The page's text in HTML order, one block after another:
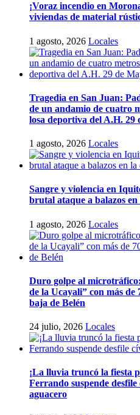
¡Voraz incendio en
viviendas de material
1 agosto, 2026 Locales
Tragedia en San Juan:
de un andamio de cuatro
losa deportiva del A.H. 29
1 agosto, 2026 Locales
Sangre y violencia en
brutal ataque a balazos
1 agosto, 2026 Locales
Duro golpe al
de la Ucayali” con más de
baja de Belén
24 julio, 2026 Locales
¡La lluvia truncó la fiesta
Ferrando suspende
aguacero